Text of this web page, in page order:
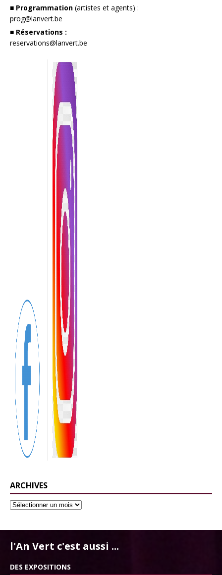
■ Programmation (artistes et agents) :
prog@lanvert.be
■ Réservations :
reservations@lanvert.be
ARCHIVES
l'An Vert c'est aussi ...
DES EXPOSITIONS